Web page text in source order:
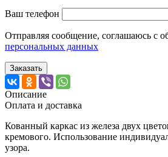
Ваш телефон
Отправляя сообщение, соглашаюсь с
персональных данных
Заказать
Описание
Оплата и доставка
Кованный каркас из железа двух
кремового. Использование
узора.